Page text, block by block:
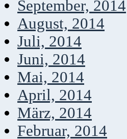
September, 2014
August, 2014
Juli, 2014
Juni, 2014
Mai, 2014
April, 2014
März, 2014
Februar, 2014